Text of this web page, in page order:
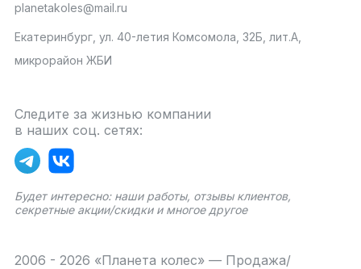
planetakoles@mail.ru
Екатеринбург, ул. 40-летия Комсомола, 32Б, лит.А,
микрорайон ЖБИ
Следите за жизнью компании
в наших соц. сетях:
Будет интересно: наши работы, отзывы клиентов,
секретные акции/скидки и многое другое
2006 - 2026 «Планета колес» — Продажа/